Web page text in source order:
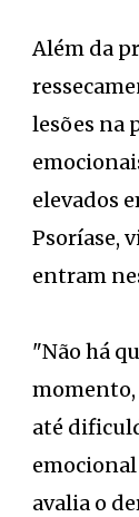
Além da
lesões na
elevados
Psoríase,
entram
"Não há
momento,
até
avalia o